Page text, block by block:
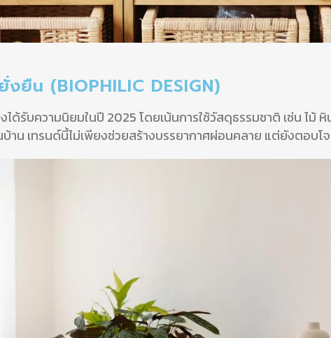
ยืน (BIOPHILIC DESIGN)
ได้รับความนิยมในปี 2025 โดยเน้นการใช้วัสดุธรรมชาติ เช่น ไ
าน เทรนด์นี้ไม่เพียงช่วยสร้างบรรยากาศผ่อนคลาย แต่ยังตอบ